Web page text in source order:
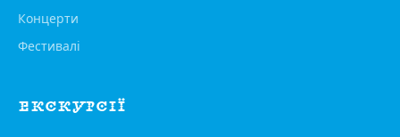
Концерти
Фестивалі
ЕКСКУРСІЇ